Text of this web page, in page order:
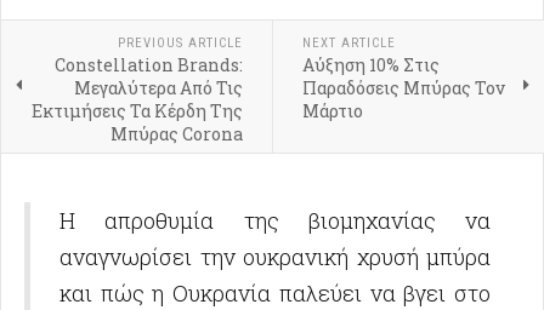
PREVIOUS ARTICLE
Constellation Brands:
Μεγαλύτερα Από Τις
Εκτιμήσεις Τα Κέρδη Της
Μπύρας Corona
NEXT ARTICLE
Αύξηση 10% Στις
Παραδόσεις Μπύρας Τον
Μάρτιο
Η απροθυμία της βιομηχανίας να
αναγνωρίσει την ουκρανική χρυσή μπύρα
και πώς η Ουκρανία παλεύει να βγει στο